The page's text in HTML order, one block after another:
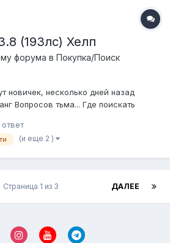
(193лс) Хелп
форума в Покупка/Поиск
новичек, несколько дней назад
Вопросов тьма... Где поискать
лс. С топливным насосом
от уазика на 110 литров, вроде
ответ
(и еще 2 )
ДАЛЕЕ
Страница 1 из 3